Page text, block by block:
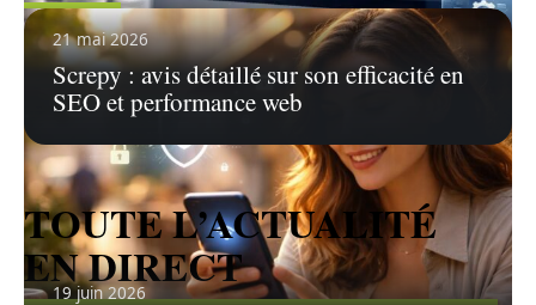
21 mai 2026
Screpy : avis détaillé sur son efficacité en
SEO et performance web
19 juin 2026
Voir tous les articles
TOUTE L’ACTUALITÉ
EN DIRECT